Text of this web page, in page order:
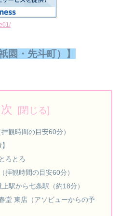
園・先斗町）】
観時間の目安60分）
ろとろ
拝観時間の目安60分）
上駅から七条駅（約18分）
堂 東店（アソビューからの予